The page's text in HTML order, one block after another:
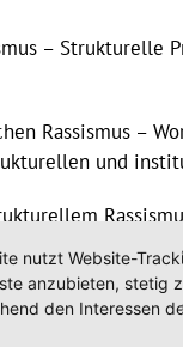
– Strukturelle
Rassismus –
und
Die
nutzt Website-
anzubieten, stetig
den Interessen